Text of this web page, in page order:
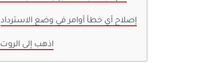
إصلاح أي خطأ أوامر في وضع الاسترداد
اذهب إلى الروت